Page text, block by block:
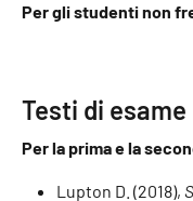
Per gli studenti non
Testi di esame
Per la prima e la
Lupton D. (2018),